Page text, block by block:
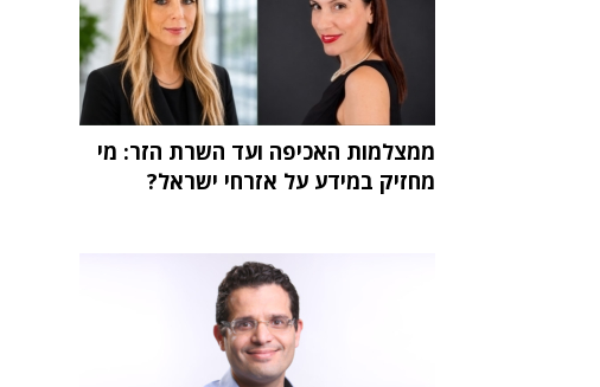
ממצלמות האכיפה ועד השרת הזר: מי
מחזיק במידע על אזרחי ישראל?